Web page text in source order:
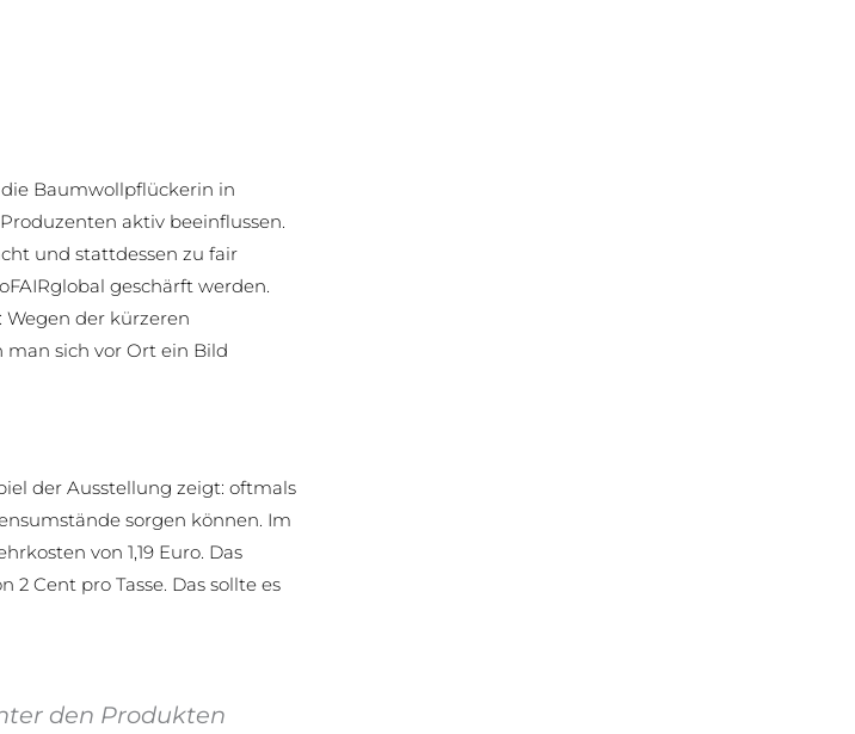
Baumwollpflückerin in
aktiv beeinflussen.
und stattdessen zu fair
geschärft werden.
der kürzeren
sich vor Ort ein Bild
der Ausstellung zeigt: oftmals
sorgen können. Im
von 1,19 Euro. Das
Cent pro Tasse. Das sollte es
den Produkten